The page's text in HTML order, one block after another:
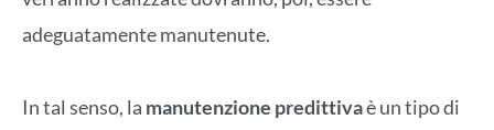
adeguatamente manutenute.
In tal senso, la manutenzione predittivaè un tipo di